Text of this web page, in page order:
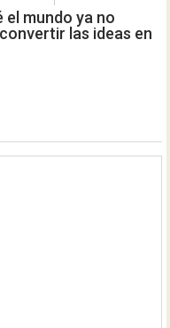
el mundo ya no
las ideas en